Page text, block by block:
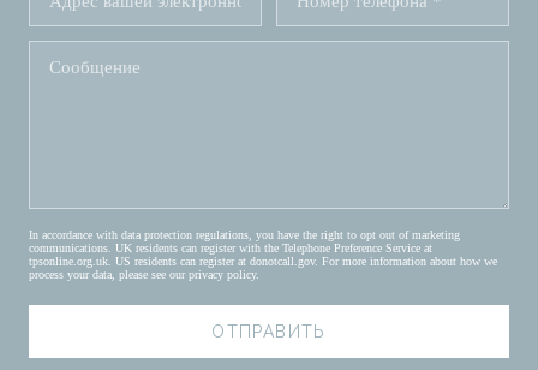
In accordance with data protection regulations, you have the right to opt out of marketing
communications. UK residents can register with the Telephone Preference Service at
tpsonline.org.uk . US residents can register at donotcall.gov. For more information about how we
process your data, please see our privacy policy.